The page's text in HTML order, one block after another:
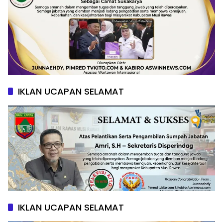
IKLAN UCAPAN SELAMAT
IKLAN UCAPAN SELAMAT